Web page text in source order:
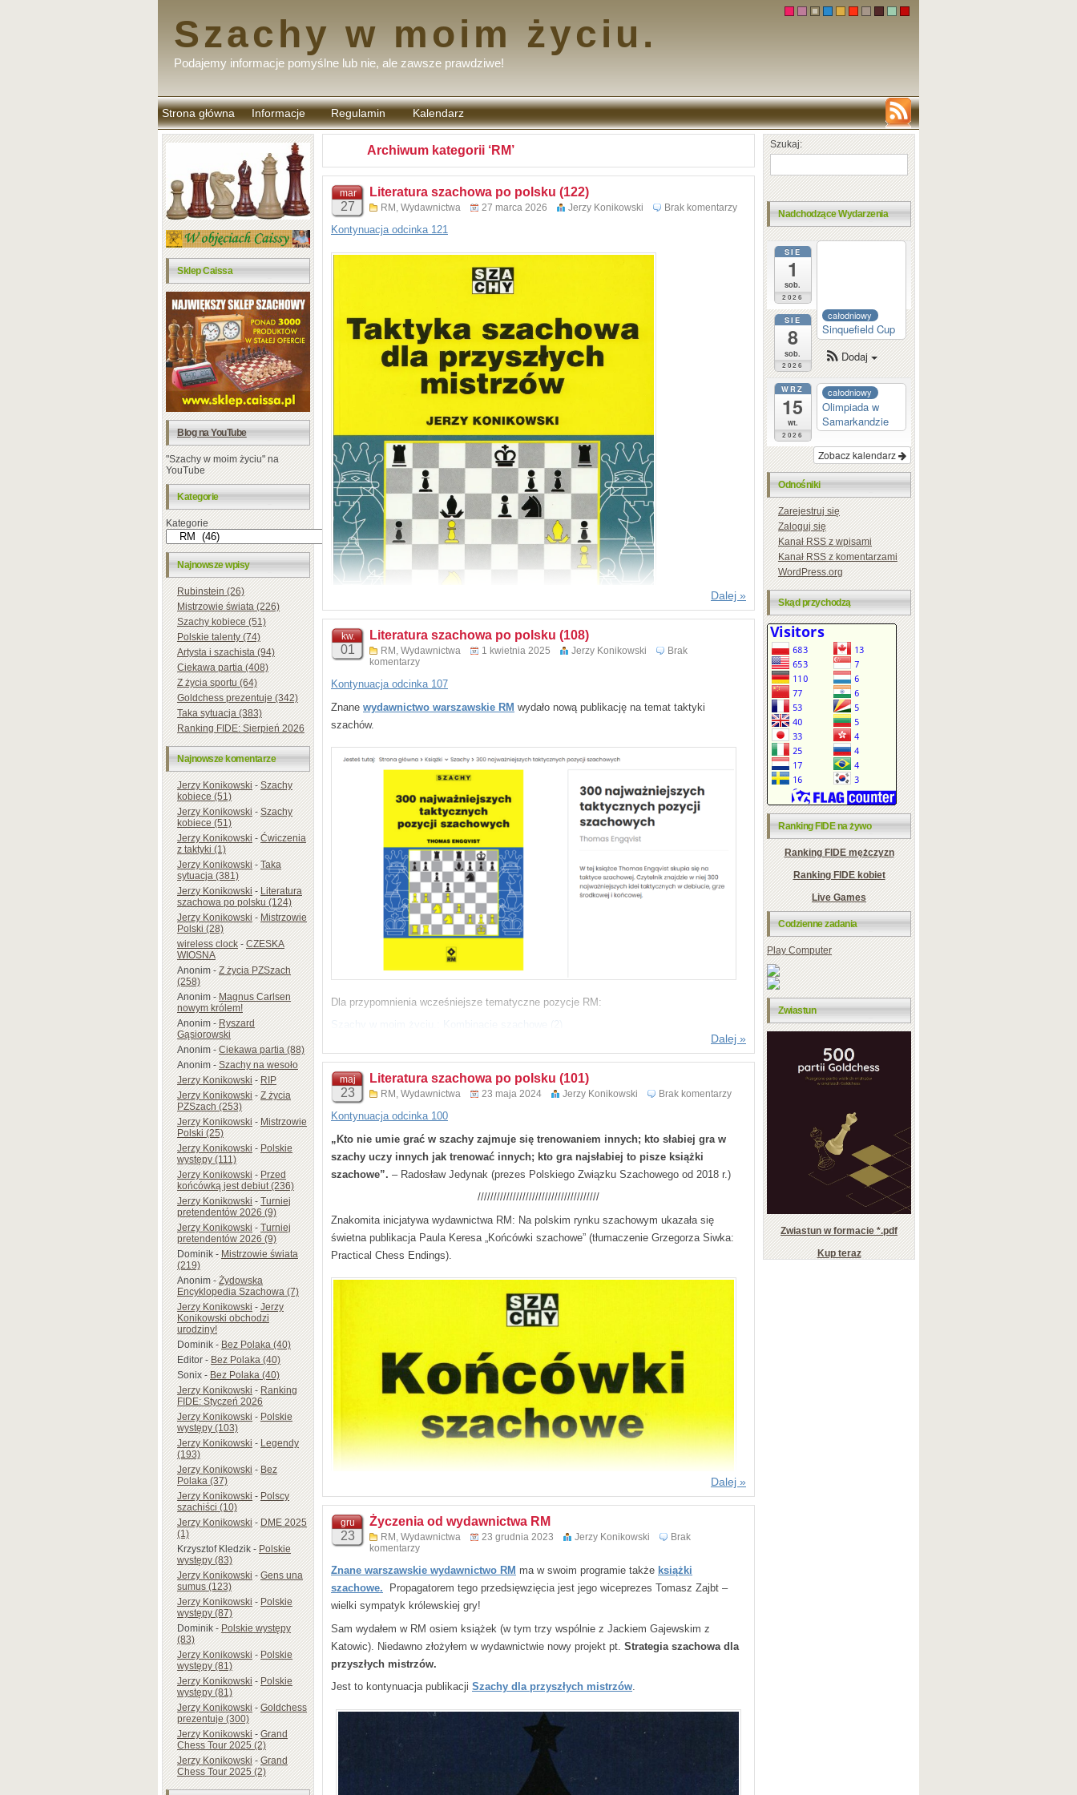
Szachy w moim życiu.
Podajemy informacje pomyślne lub nie, ale zawsze prawdziwe!
Strona główna Informacje Regulamin
komentarzy
Kalendarz
Sklep Caissa
Blog na YouTube
"Szachy w moim życiu" na
YouTube
Kategorie
Kategorie
Najnowsze wpisy
Rubinstein (26)
Mistrzowie świata (226)
Szachy kobiece (51)
Polskie talenty (74)
Artysta i szachista (94)
Ciekawa partia (408)
Z życia sportu (64)
Goldchess prezentuje (342)
Taka sytuacja (383)
Ranking FIDE: Sierpień 2026
Najnowsze komentarze
Jerzy Konikowski-Szachy
kobiece (51)
Jerzy Konikowski-Szachy
kobiece (51)
Jerzy Konikowski-Ćwiczenia
z taktyki (1)
Jerzy Konikowski-Taka
sytuacja (381)
Jerzy Konikowski-Literatura
szachowa po polsku (124)
Jerzy Konikowski-Mistrzowie
Polski (28)
wireless clock-CZESKA
WIOSNA
Anonim-Z życia PZSzach
(258)
Anonim-Magnus Carlsen
nowym królem!
Anonim-Ryszard
Gąsiorowski
Anonim-Ciekawa partia (88)
Anonim-Szachy na wesoło
Jerzy Konikowski-RIP
Jerzy Konikowski-Z życia
PZSzach (253)
Jerzy Konikowski-Mistrzowie
Polski (25)
Jerzy Konikowski-Polskie
występy (111)
Jerzy Konikowski-Przed
końcówką jest debiut (236)
Jerzy Konikowski-Turniej
pretendentów 2026 (9)
Jerzy Konikowski-Turniej
pretendentów 2026 (9)
Dominik-Mistrzowie świata
(219)
Anonim-Żydowska
Encyklopedia Szachowa (7)
Jerzy Konikowski-Jerzy
Konikowski obchodzi
urodziny!
Dominik-Bez Polaka (40)
Editor-Bez Polaka (40)
Sonix-Bez Polaka (40)
Jerzy Konikowski-Ranking
FIDE: Styczeń 2026
Jerzy Konikowski-Polskie
występy (103)
Jerzy Konikowski-Legendy
(193)
Jerzy Konikowski-Bez
Polaka (37)
Jerzy Konikowski-Polscy
szachiści (10)
Jerzy Konikowski-DME 2025
(1)
Krzysztof Kledzik-Polskie
występy (83)
Jerzy Konikowski-Gens una
sumus (123)
Jerzy Konikowski-Polskie
występy (87)
Dominik-Polskie występy
(83)
Jerzy Konikowski-Polskie
występy (81)
Jerzy Konikowski-Polskie
występy (81)
Jerzy Konikowski-Goldchess
prezentuje (300)
Jerzy Konikowski-Grand
Chess Tour 2025 (2)
Jerzy Konikowski-Grand
Chess Tour 2025 (2)
Archiwum kategorii ‘RM’
mar
27
Literatura szachowa po polsku (122)
RM , Wydawnictwa 27 marca 2026 Jerzy Konikowski Brak komentarzy
Kontynuacja odcinka 121
Dalej »
kw.
01
Literatura szachowa po polsku (108)
RM , Wydawnictwa 1 kwietnia 2025 Jerzy Konikowski
Brak
komentarzy
Kontynuacja odcinka 107
Znane wydawnictwo warszawskie RM wydało nową publikację na temat taktyki
szachów.
Dla przypomnienia wcześniejsze tematyczne pozycje RM:
Szachy w moim życiu.: Kombinacje szachowe (2)
Dalej »
maj
23
Literatura szachowa po polsku (101)
RM , Wydawnictwa 23 maja 2024 Jerzy Konikowski Brak komentarzy
Kontynuacja odcinka 100
„Kto nie umie grać w szachy zajmuje się trenowaniem innych; kto słabiej gra w
szachy uczy innych jak trenować innych; kto gra najsłabiej to pisze książki
szachowe”. – Radosław Jedynak (prezes Polskiego Związku Szachowego od 2018 r.)
//////////////////////////////////////
Znakomita inicjatywa wydawnictwa RM: Na polskim rynku szachowym ukazała się
świetna publikacja Paula Keresa „Końcówki szachowe” (tłumaczenie Grzegorza Siwka:
Practical Chess Endings).
Dalej »
gru
23
Życzenia od wydawnictwa RM
RM , Wydawnictwa 23 grudnia 2023 Jerzy Konikowski
Brak
komentarzy
Znane warszawskie wydawnictwo RM ma w swoim programie także książki
szachowe. Propagatorem tego przedsięwzięcia jest jego wiceprezes Tomasz Zajbt –
wielki sympatyk królewskiej gry!
Sam wydałem w RM osiem książek (w tym trzy wspólnie z Jackiem Gajewskim z
Katowic). Niedawno złożyłem w wydawnictwie nowy projekt pt. Strategia szachowa dla
przyszłych mistrzów.
Jest to kontynuacja publikacji Szachy dla przyszłych mistrzów.
Szukaj:
Nadchodzące Wydarzenia
SIE
1
sob.
2026
SIE
8
sob.
2026
całodniowy
Sinquefield Cup
WRZ
15
wt.
2026
całodniowy
Olimpiada w
Samarkandzie
Zobacz kalendarz
Dodaj
Odnośniki
Zarejestruj się
Zaloguj się
KanałRSSz wpisami
KanałRSSz komentarzami
WordPress.org
Skąd przychodzą
Ranking FIDE na żywo
Ranking FIDE mężczyzn
Ranking FIDE kobiet
Live Games
Codzienne zadania
Play Computer
Zwiastun
Zwiastun w formacie *.pdf
Kup teraz